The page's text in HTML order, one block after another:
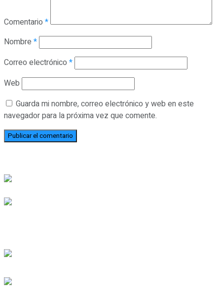
Comentario *
Nombre *
Correo electrónico *
Web
Guarda mi nombre, correo electrónico y web en este
navegador para la próxima vez que comente.